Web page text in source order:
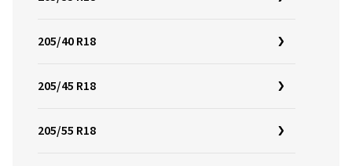
205/40 R18
205/45 R18
205/55 R18